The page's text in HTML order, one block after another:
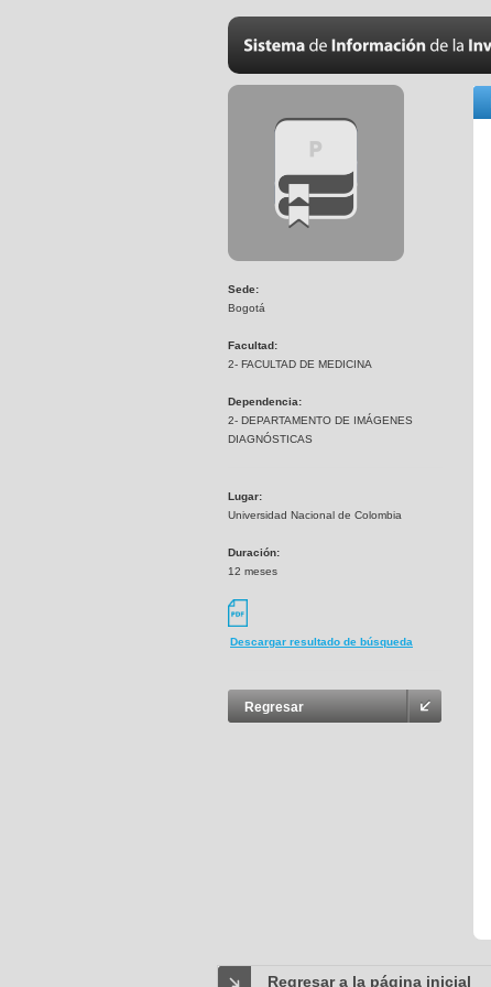
Sede:
Bogotá
Facultad:
2- FACULTAD DE MEDICINA
Dependencia:
2- DEPARTAMENTO DE IMÁGENES
DIAGNÓSTICAS
Lugar:
Universidad Nacional de Colombia
Duración:
12 meses
Descargar resultado de búsqueda
Regresar
Regresar a la página inicial